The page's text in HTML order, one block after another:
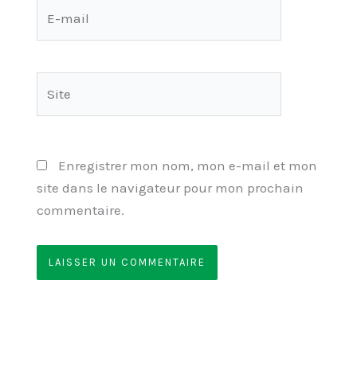
Enregistrer mon nom, mon e-mail et mon
site dans le navigateur pour mon prochain
commentaire.